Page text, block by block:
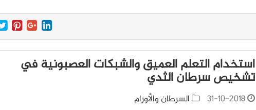
استخدام التعلم العميق والشبكات العصبونية في
تشخيص سرطان الثدي
31-10-2018
السرطان والأورام